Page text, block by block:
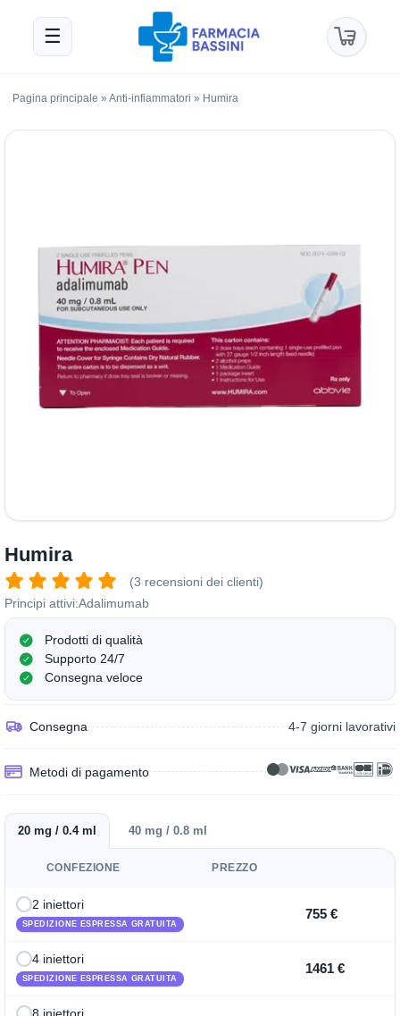
☰
Pagina principale » Anti-infiammatori » Humira
Humira
(3 recensioni dei clienti)
Principi attivi:Adalimumab
Prodotti di qualità
Supporto 24/7
Consegna veloce
Consegna 4-7 giorni lavorativi
Metodi di pagamento
20 mg / 0.4 ml 40 mg / 0.8 ml
CONFEZIONE PREZZO
2 iniettori
SPEDIZIONE ESPRESSA GRATUITA
755 €
4 iniettori
SPEDIZIONE ESPRESSA GRATUITA
1461 €